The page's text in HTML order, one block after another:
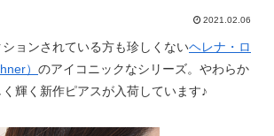
2021.02.06
ョンされている方も珍しくないヘレナ・ロ
） のアイコニックなシリーズ。やわらか
輝く新作ピアスが入荷しています♪